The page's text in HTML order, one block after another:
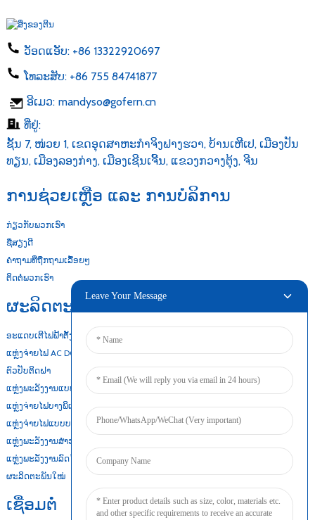
ວັອດແອັບ: +86 13322920697
ໂທລະສັບ: +86 755 84741877
ອີເມວ: mandyso@gofern.cn
ທີ່ຢູ່:
ຊັ້ນ 7, ໜ່ວຍ 1, ເຂດອຸດສາຫະກຳຈິງຟາງຮວາ, ບ້ານເຫີເປ, ເມືອງປັນ
ທຽນ, ເມືອງລອງກ່າງ, ເມືອງເຊີນເຈີ້ນ, ແຂວງກວາງຕຸ້ງ, ຈີນ
ການຊ່ວຍເຫຼືອ ແລະ ການບໍລິການ
ກ່ຽວກັບພວກເຮົາ
ຊື່ສຽງດີ
ຄຳຖາມທີ່ຖືກຖາມເລື້ອຍໆ
ຕິດຕໍ່ພວກເຮົາ
ຜະລິດຕະພັນຂອງພວກເຮົາ
ອະແດບເຕີໄຟຟ້າຕັ້ງໂຕະ
ແຫຼ່ງຈ່າຍໄຟ AC DC
ຕົວປັບຕິດຝາ
ແຫຼ່ງພະລັງງານແບບເປີດເຟຣມ
ແຫຼ່ງຈ່າຍໄຟບາງພິເສດ
ແຫຼ່ງຈ່າຍໄຟແບບບາງ
ແຫຼ່ງພະລັງງານສຳຮອງແບັດເຕີຣີ
ແຫຼ່ງພະລັງງານລົດໄຟ Din
ຜະລິດຕະພັນໃໝ່
ເຊື່ອມຕໍ່
Leave Your Message